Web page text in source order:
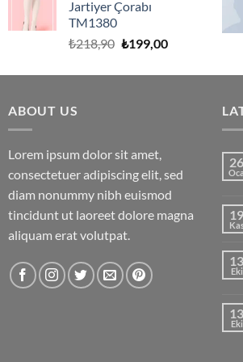
Jartiyer Çorabı
TM1380
₺218,90 Orijinal
₺218,90.
₺199,00Şu
fiyat:
ABOUT US
Lorem ipsum dolor sit amet,
consectetuer adipiscing elit, sed
diam nonummy nibh euismod
tincidunt ut laoreet dolore magna
aliquam erat volutpat.
26
Oca
19
13
Eki
13
Eki